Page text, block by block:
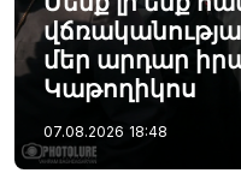
մեր արդար
Կաթողիկոս
07.08.2026 18:48